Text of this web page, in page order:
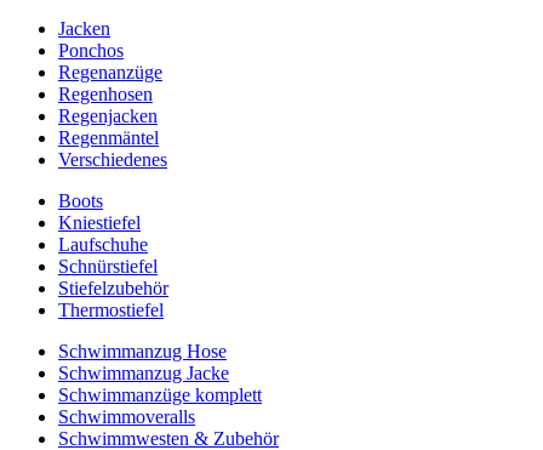
Jacken
Ponchos
Regenanzüge
Regenhosen
Regenjacken
Regenmäntel
Verschiedenes
Boots
Kniestiefel
Laufschuhe
Schnürstiefel
Stiefelzubehör
Thermostiefel
Schwimmanzug Hose
Schwimmanzug Jacke
Schwimmanzüge komplett
Schwimmoveralls
Schwimmwesten & Zubehör